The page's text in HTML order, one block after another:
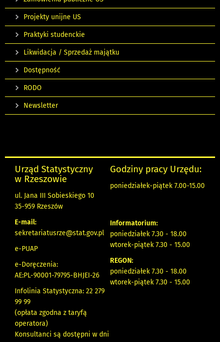
Projekty unijne US
Praktyki studenckie
Likwidacja / Sprzedaż majątku
Dostępność
RODO
Newsletter
Urząd Statystyczny
w Rzeszowie
ul. Jana III Sobieskiego 10
35-959 Rzeszów
E-mail:
sekretariatusrze@stat.gov.pl
e-PUAP
e-Doręczenia:
AE:PL-90001-79795-BHJEI-26
Infolinia Statystyczna: 22 279
99 99
(opłata zgodna z taryfą
operatora)
Konsultanci są dostępni w dni
Godziny pracy Urzędu:
poniedziałek-piątek 7.00-15.00
Informatorium:
poniedziałek 7.30 - 18.00
wtorek-piątek 7.30 - 15.00
REGON:
poniedziałek 7.30 - 18.00
wtorek-piątek 7.30 - 15.00